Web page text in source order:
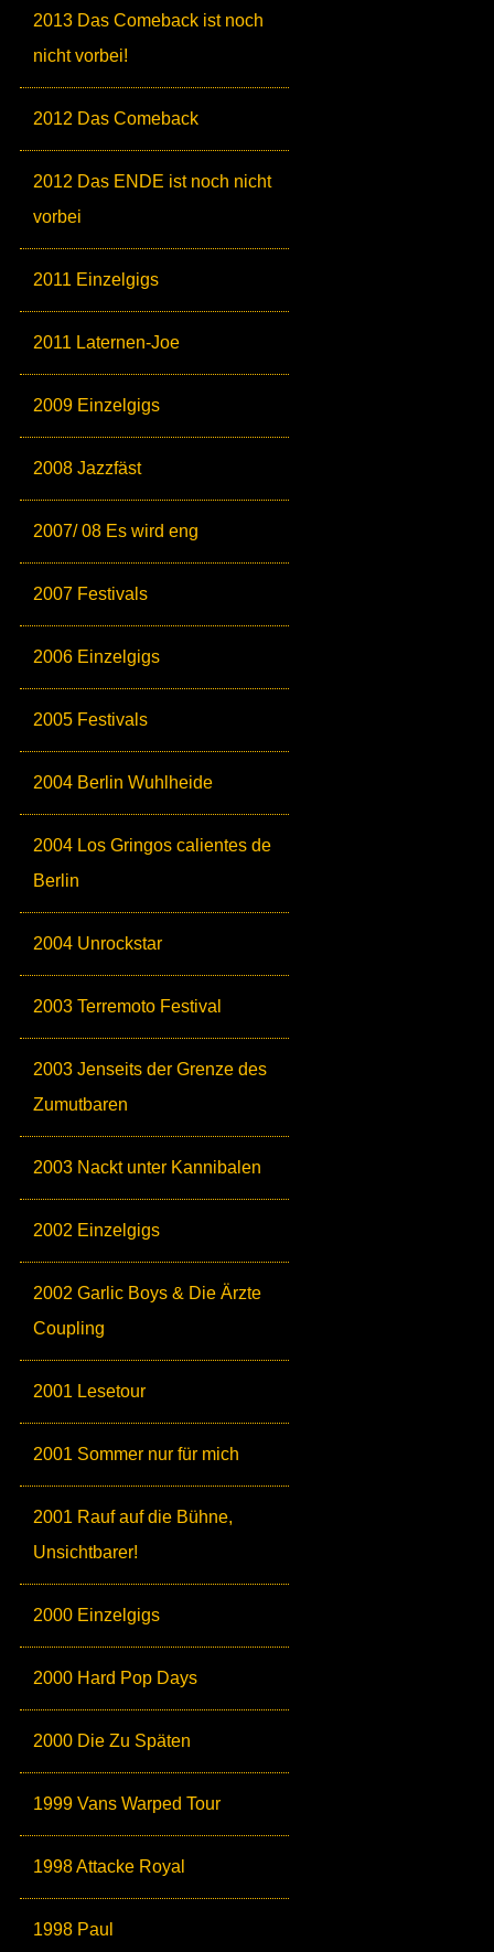
2013 Das Comeback ist noch
nicht vorbei!
2012 Das Comeback
2012 Das ENDE ist noch nicht
vorbei
2011 Einzelgigs
2011 Laternen-Joe
2009 Einzelgigs
2008 Jazzfäst
2007/ 08 Es wird eng
2007 Festivals
2006 Einzelgigs
2005 Festivals
2004 Berlin Wuhlheide
2004 Los Gringos calientes de
Berlin
2004 Unrockstar
2003 Terremoto Festival
2003 Jenseits der Grenze des
Zumutbaren
2003 Nackt unter Kannibalen
2002 Einzelgigs
2002 Garlic Boys & Die Ärzte
Coupling
2001 Lesetour
2001 Sommer nur für mich
2001 Rauf auf die Bühne,
Unsichtbarer!
2000 Einzelgigs
2000 Hard Pop Days
2000 Die Zu Späten
1999 Vans Warped Tour
1998 Attacke Royal
1998 Paul